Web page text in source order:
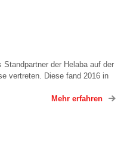
der Helaba auf der
vertreten. Diese fand 2016 in
Mehr erfahren